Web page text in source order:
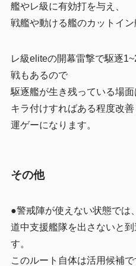
艦やレ級に有効打を与え、
戦艦や動ける艦のカットイン
レ級eliteの開幕雷撃で駆逐
戦もあるので
駆逐艦が生き残っている場面
キラ付けすればある程度改
運ゲーになります。
その他
●警戒陣が使えない状態では、
道中支援艦隊を出さないと
す。
このルート自体は活用候補